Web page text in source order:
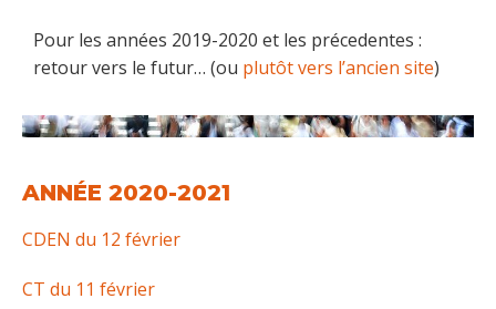
Pour les années 2019-2020 et les précedentes :
retour vers le futur… (ou plutôt vers l’ancien site)
ANNÉE 2020-2021
CDEN du 12 février
CT du 11 février